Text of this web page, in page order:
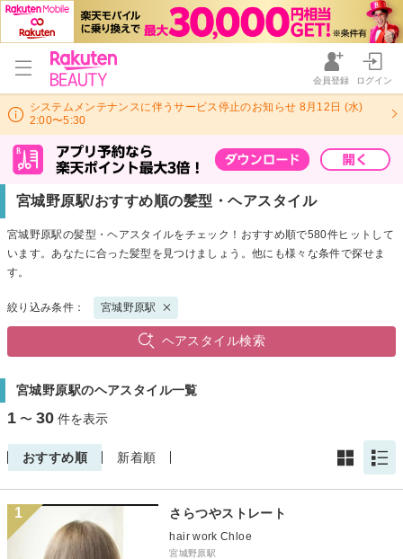
会員登録 ログイン
システムメンテナンスに伴うサービス停止のお知らせ 8月12日 (水)
2:00〜5:30
宮城野原駅/おすすめ順の髪型・ヘアスタイル
宮城野原駅の髪型・ヘアスタイルをチェック！おすすめ順で580件ヒットして
います。あなたに合った髪型を見つけましょう。他にも様々な条件で探せま
す。
絞り込み条件： 宮城野原駅
ヘアスタイル検索
宮城野原駅のヘアスタイル一覧
1 〜 30 件を表示
おすすめ順 新着順
1 さらつやストレート
hair work Chloe
宮城野原駅